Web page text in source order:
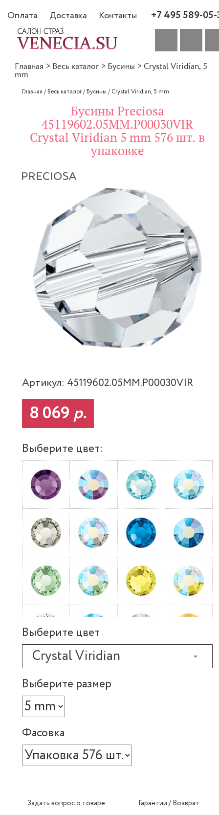
Оплата Доставка Контакты +7 495 589-
Главная > Весь каталог > Бусины > Crystal Viridian, 5
mm
Главная /Весь каталог/Бусины /Crystal Viridian, 5 mm
Бусины Preciosa
45119602.05MM.P00030VIR
Crystal Viridian 5 mm 576 шт. в
упаковке
Артикул: 45119602.05MM.P00030VIR
8 069 р.
Выберите цвет:
Выберите цвет
Crystal Viridian
Выберите размер
Фасовка
Задать вопрос о товаре Гарантии / Возврат